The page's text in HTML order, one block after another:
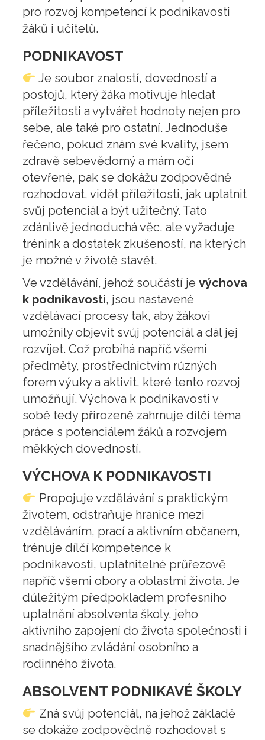
pro rozvoj kompetencí k podnikavosti
žáků i učitelů.
PODNIKAVOST
Je soubor znalostí, dovedností a
postojů, který žáka motivuje hledat
příležitosti a vytvářet hodnoty nejen pro
sebe, ale také pro ostatní. Jednoduše
řečeno, pokud znám své kvality, jsem
zdravě sebevědomý a mám oči
otevřené, pak se dokážu zodpovědně
rozhodovat, vidět příležitosti, jak uplatnit
svůj potenciál a být užitečný. Tato
zdánlivě jednoduchá věc, ale vyžaduje
trénink a dostatek zkušeností, na kterých
je možné v životě stavět.
Ve vzdělávání, jehož součástí je výchova
k podnikavosti, jsou nastavené
vzdělávací procesy tak, aby žákovi
umožnily objevit svůj potenciál a dál jej
rozvíjet. Což probíhá napříč všemi
předměty, prostřednictvím různých
forem výuky a aktivit, které tento rozvoj
umožňují. Výchova k podnikavosti v
sobě tedy přirozeně zahrnuje dílčí téma
práce s potenciálem žáků a rozvojem
měkkých dovedností.
VÝCHOVA K PODNIKAVOSTI
Propojuje vzdělávání s praktickým
životem, odstraňuje hranice mezi
vzděláváním, prací a aktivním občanem,
trénuje dílčí kompetence k
podnikavosti, uplatnitelné průřezově
napříč všemi obory a oblastmi života. Je
důležitým předpokladem profesního
uplatnění absolventa školy, jeho
aktivního zapojení do života společnosti i
snadnějšího zvládání osobního a
rodinného života.
ABSOLVENT PODNIKAVÉ ŠKOLY
Zná svůj potenciál, na jehož základě
se dokáže zodpovědně rozhodovat s